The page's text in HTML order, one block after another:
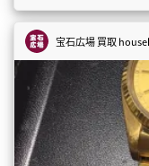
宝石広場 買取